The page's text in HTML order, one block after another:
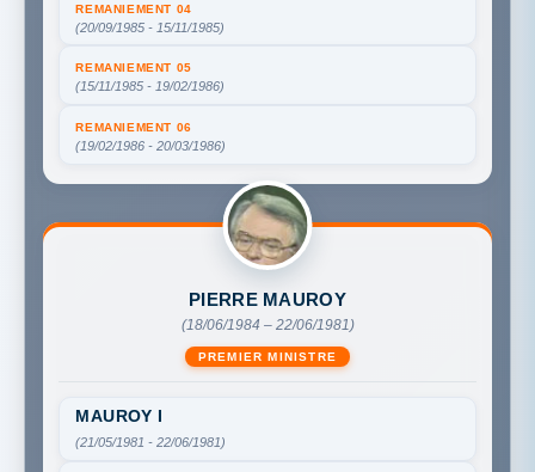
REMANIEMENT 04
(20/09/1985 - 15/11/1985)
REMANIEMENT 05
(15/11/1985 - 19/02/1986)
REMANIEMENT 06
(19/02/1986 - 20/03/1986)
PIERRE MAUROY
(18/06/1984 – 22/06/1981)
PREMIER MINISTRE
MAUROY I
(21/05/1981 - 22/06/1981)